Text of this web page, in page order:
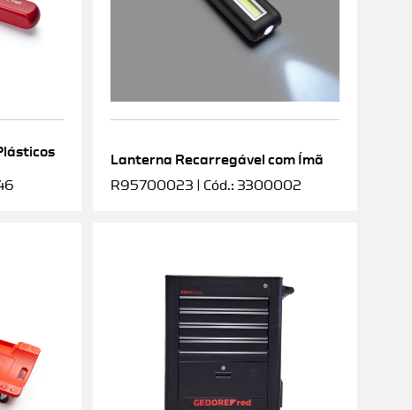
Lanterna Recarregável com Ímã
R95700023 | Cód.: 3300002